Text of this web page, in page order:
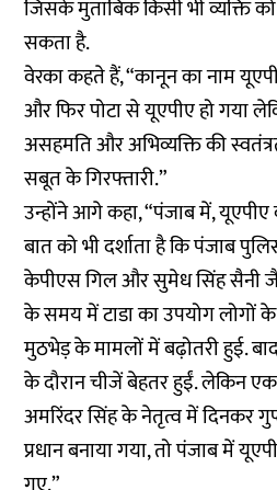
जिसके मुताबिक किसी भी व्यक्ति
सकता है.
वेरका कहते हैं, “कानून का नाम
और फिर पोटा से यूएपीए हो गया
असहमति और अभिव्यक्ति की
सबूत के गिरफ्तारी.”
उन्होंने आगे कहा, “पंजाब में,
बात को भी दर्शाता है कि पंजाब
केपीएस गिल और सुमेध सिंह सैनी
के समय में टाडा का उपयोग लोगों
मुठभेड़ के मामलों में बढ़ोतरी हुई.
के दौरान चीजें बेहतर हुईं. लेकिन
अमरिंदर सिंह के नेतृत्व में दिनकर
प्रधान बनाया गया, तो पंजाब में